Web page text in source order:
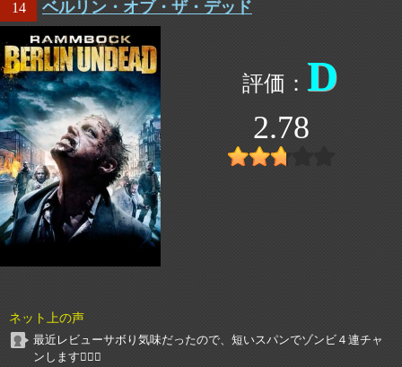
14 ベルリン・オブ・ザ・デッド
D
2.78
ネット上の声
最近レビューサボり気味だったので、短いスパンでゾンビ４連チャ
ンします🧟‍♂️✨